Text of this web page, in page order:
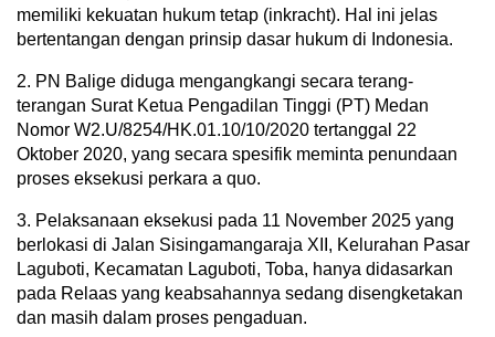
memiliki kekuatan hukum tetap (inkracht). Hal ini jelas
bertentangan dengan prinsip dasar hukum di Indonesia.
2. PN Balige diduga mengangkangi secara terang-
terangan Surat Ketua Pengadilan Tinggi (PT) Medan
Nomor W2.U/8254/HK.01.10/10/2020 tertanggal 22
Oktober 2020, yang secara spesifik meminta penundaan
proses eksekusi perkara a quo.
3. Pelaksanaan eksekusi pada 11 November 2025 yang
berlokasi di Jalan Sisingamangaraja XII, Kelurahan Pasar
Laguboti, Kecamatan Laguboti, Toba, hanya didasarkan
pada Relaas yang keabsahannya sedang disengketakan
dan masih dalam proses pengaduan.